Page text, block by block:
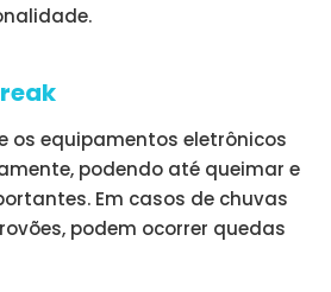
os equipamentos eletrônicos
podendo até queimar e
Em casos de chuvas
podem ocorrer quedas